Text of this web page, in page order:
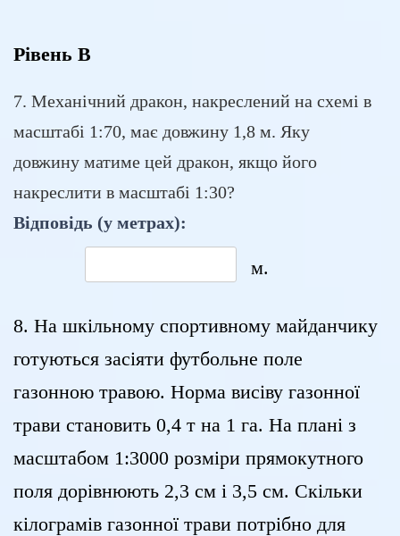
Рівень В
7. Механічний дракон, накреслений на схемі в
масштабі 1:70, має довжину 1,8 м. Яку
довжину матиме цей дракон, якщо його
накреслити в масштабі 1:30?
Відповідь (у метрах):
м.
8. На шкільному спортивному майданчику
готуються засіяти футбольне поле
газонною травою. Норма висіву газонної
трави становить 0,4 т на 1 га. На плані з
масштабом 1:3000 розміри прямокутного
поля дорівнюють 2,3 см і 3,5 см. Скільки
кілограмів газонної трави потрібно для